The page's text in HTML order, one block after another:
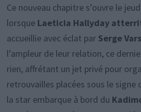
Ce nouveau chapitre s’ouvre le
lorsque Laeticia Hallyday
accueillie avec éclat par Serge
l’ampleur de leur relation, ce
rien, affrétant un jet privé pour
retrouvailles placées sous le signe
la star embarque à bord du